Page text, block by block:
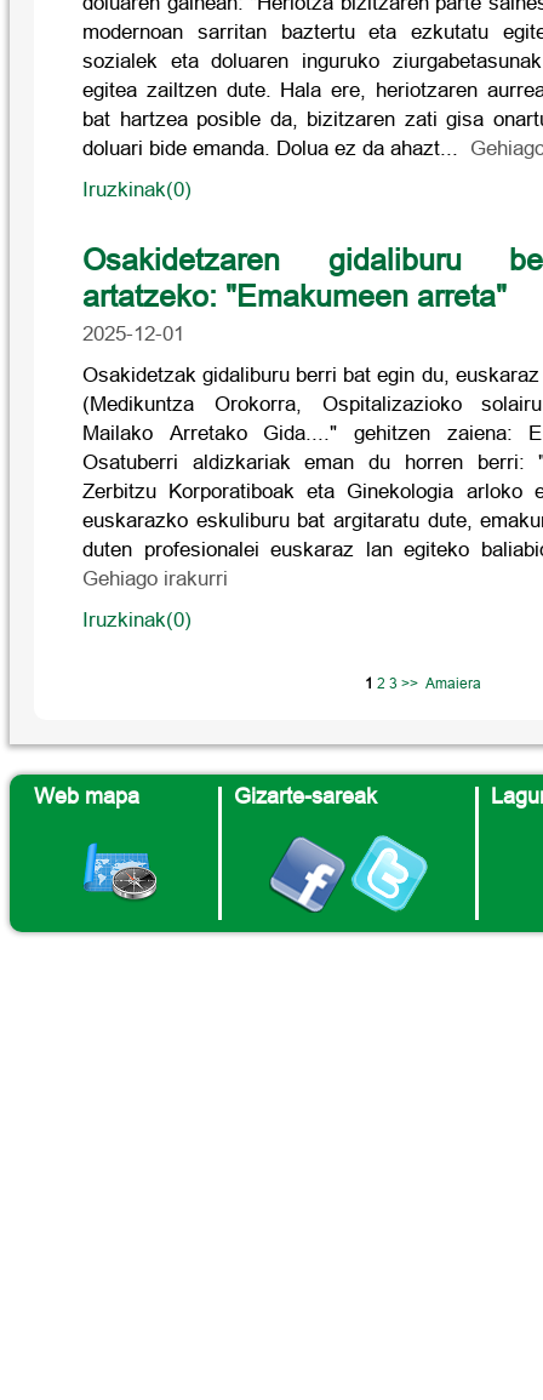
modernoan sarritan baztertu eta ezkutatu
sozialek eta doluaren inguruko
egitea zailtzen dute. Hala ere, heriotzaren
bat hartzea posible da, bizitzaren zati gisa
doluari bide emanda. Dolua ez da ahazt...
Iruzkinak(0)
Osakidetzaren gidaliburu
artatzeko: "Emakumeen arreta"
2025-12-01
Osakidetzak gidaliburu berri bat egin du,
(Medikuntza Orokorra, Ospitalizazioko
Mailako Arretako Gida...." gehitzen zaiena:
Osatuberri aldizkariak eman du horren berri:
Zerbitzu Korporatiboak eta Ginekologia arloko
euskarazko eskuliburu bat argitaratu dute,
duten profesionalei euskaraz lan egiteko
Gehiago irakurri
Iruzkinak(0)
1 2 3 >> Amaiera
Web mapa Gizarte-sareak